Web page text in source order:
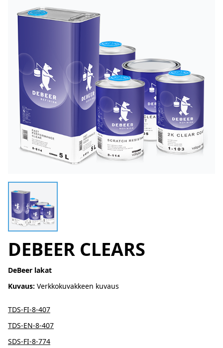
DEBEER CLEARS
DeBeer lakat
Kuvaus: Verkkokuvakkeen kuvaus
TDS-FI-8-407
TDS-EN-8-407
SDS-FI-8-774